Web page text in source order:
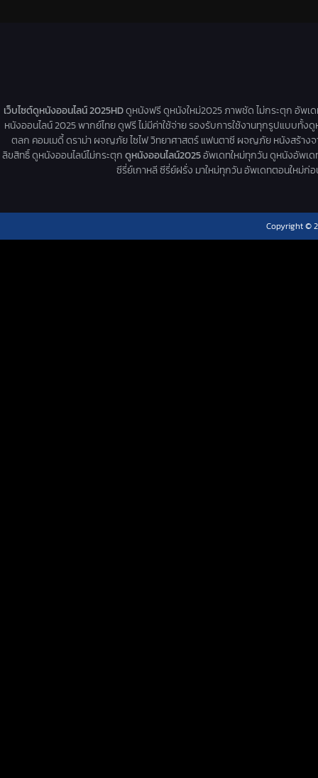
เว็บไซต์ดูหนังออนไลน์ 2025HDดูหนังฟรี ดูหนังใหม่2025 ภาพชัด ไม่กระตุก อัพเ
หนังออนไลน์ 2025 พากย์ไทย ดูฟรี ไม่มีค่าใช้จ่าย รองรับการใช้งานทุกรูปแบบทั้
ตลก คอมเมดี้ ดราม่า ผจญภัย ไซไฟ วิทยาศาสตร์ แฟนตาซี ผจญภัย หนังสร้างจ
ลิขสิทธิ์ ดูหนังออนไลน์ไม่กระตุกดูหนังออนไลน์2025อัพเดทใหม่ทุกวัน ดูหนังอัพเด
ซีรี่ย์เกาหลี ซีรี่ย์ฝรั่ง มาใหม่ทุกวัน อัพเดทตอนใหม่ก่
Copyright ©